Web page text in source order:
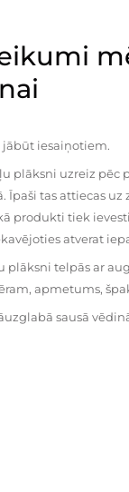
iesaiņotiem.
plāksni uzreiz pēc
Īpaši tas attiecas
produkti tiek
atverat
plāksni telpās ar
apmetums,
sausā